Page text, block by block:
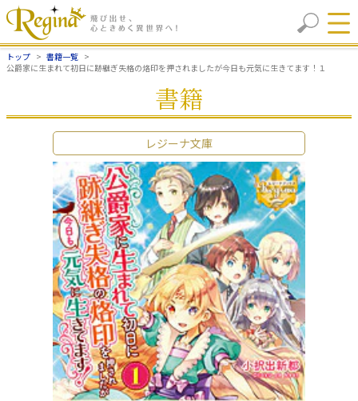
トップ
書籍一覧
公爵家に生まれて初日に跡継ぎ失格の烙印を押されましたが今日も元気に生きてます！１
書籍
レジーナ文庫